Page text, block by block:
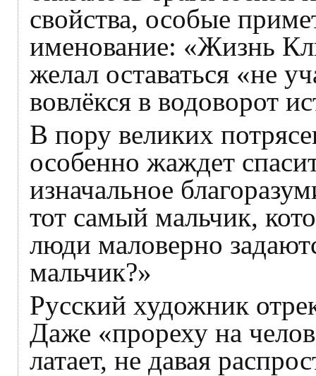
свойства, особые
именование: «Жизнь
желал оставаться «не
вовлёкся в водоворот
В пору великих
особенно жаждет
изначальное
тот самый мальчик,
люди маловерно
мальчик?»
Русский художник
Даже «прореху на
латает, не давая